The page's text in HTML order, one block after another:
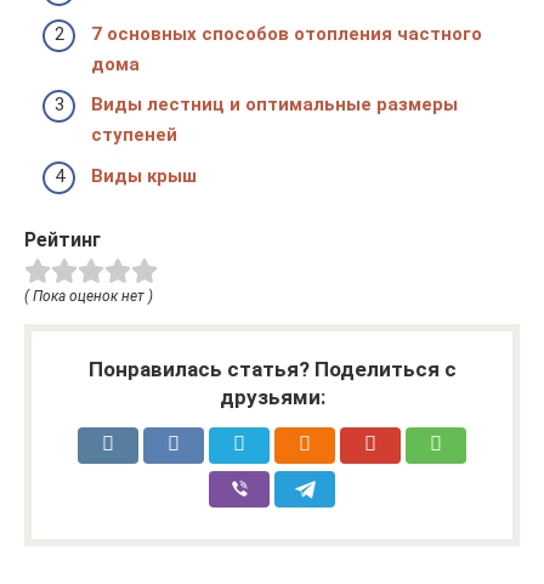
7 основных способов отопления частного
дома
Виды лестниц и оптимальные размеры
ступеней
Виды крыш
Рейтинг
( Пока оценок нет )
Понравилась статья? Поделиться с
друзьями: